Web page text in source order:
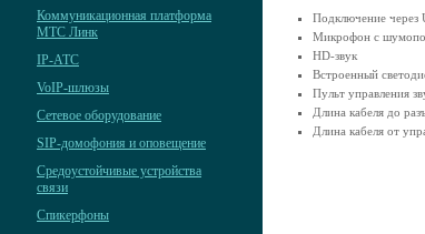
Коммуникационная платформа
МТС Линк
IP-АТС
VoIP-шлюзы
Сетевое оборудование
SIP-домофония и оповещение
Средоустойчивые устройства
связи
Спикерфоны
Подключение через
Микрофон с
HD-звук
Встроенный
Пульт управления
Длина кабеля до
Длина кабеля от